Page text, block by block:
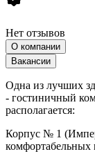
Нет отзывов
О компании
Вакансии
Одна из лучших
- гостиничный
располагается:
Корпус № 1
комфортабельных